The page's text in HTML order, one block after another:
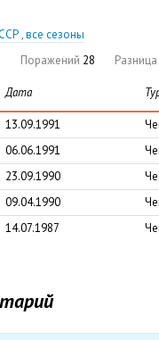
, все сезоны
Поражений 28 Разница
Дата
13.09.1991
06.06.1991
23.09.1990
09.04.1990
14.07.1987